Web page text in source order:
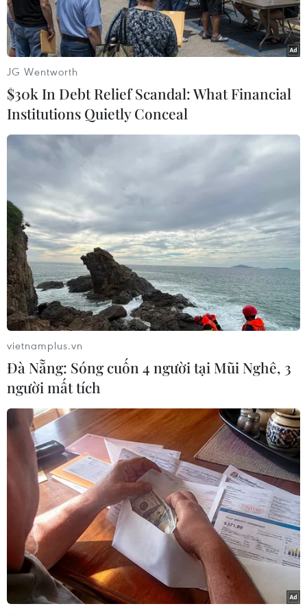
Bộ trưởng Bộ Nông nghiệp và Phát triển nông thôn Lê Minh
Hoan phát biểu. (Ảnh: Văn Đức/TTXVN)
Nằm trong chương trình Lễ hội Hokkado tại Hạ
Long năm 2023, ngày 17/11, tỉnh Quảng Ninh
(Việt Nam) và tỉnh Hokkaido (Nhật Bản) đã tổ
chức hội thảo chuyên đề nông nghiệp tăng
trưởng xanh.
Tại hội thảo, tỉnh Quảng Ninh đề xuất với Bộ
Nông nghiệp và Phát triển Nông thôn Việt Nam
và Bộ Nông Lâm Thủy sản Nhật Bản có thể coi
Quảng Ninh là trung tâm hợp tác về nuôi trồng
thủy sản, chế biến nông lâm thủy sản phục vụ
xuất khẩu.
Qua đó, trở thành hợp tác mẫu mực của hai Bộ
Nông nghiệp của hai quốc gia Nhật Bản-Việt
Nam và một tỉnh của Việt Nam mà tỉnh Quảng
Ninh đăng ký tiên phong đi đầu trong hợp tác
này.
Dự và phát biểu tại hội thảo, Bộ trưởng Bộ Nông
nghiệp và Phát triển Nông thôn Lê Minh Hoan
JG Wentworth
$30k In Debt Relief Scandal: What Financial
Institutions Quietly Conceal
vietnamplus.vn
Đà Nẵng: Sóng cuốn 4 người tại Mũi Nghê, 3
người mất tích